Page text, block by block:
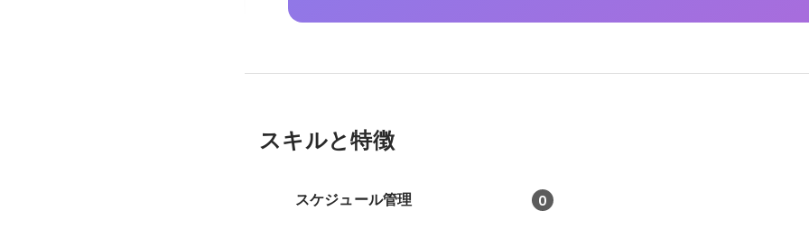
スキルと特徴
スケジュール管理 0